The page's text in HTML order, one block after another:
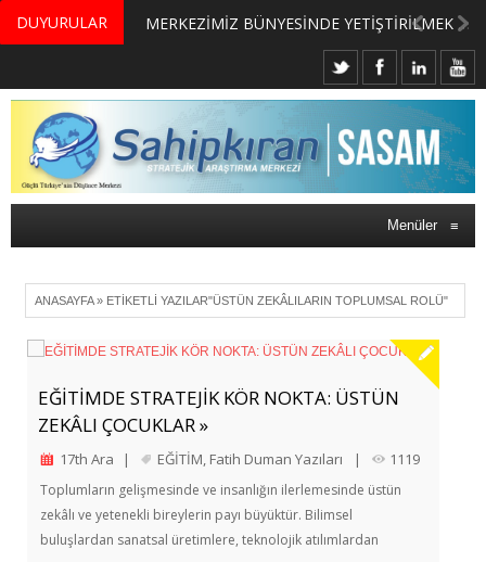
DUYURULAR MERKEZİMİZ BÜNYESİNDE YETİŞTİRİLMEK ÜZERE GÖNÜLLÜ ÜLKE MASASI UZMANI VE UZMAN ADAYLARI ARIYORUZ
Menüler ≡
ANASAYFA» ETIKETLI YAZILAR"ÜSTÜN ZEKÂLILARIN TOPLUMSAL ROLÜ"
EĞİTİMDE STRATEJİK KÖR NOKTA: ÜSTÜN
ZEKÂLI ÇOCUKLAR »
17th Ara | EĞİTİM Fatih Duman Yazıları | 1119
Toplumların gelişmesinde ve insanlığın ilerlemesinde üstün
zekâlı ve yetenekli bireylerin payı büyüktür. Bilimsel
buluşlardan sanatsal üretimlere, teknolojik atılımlardan